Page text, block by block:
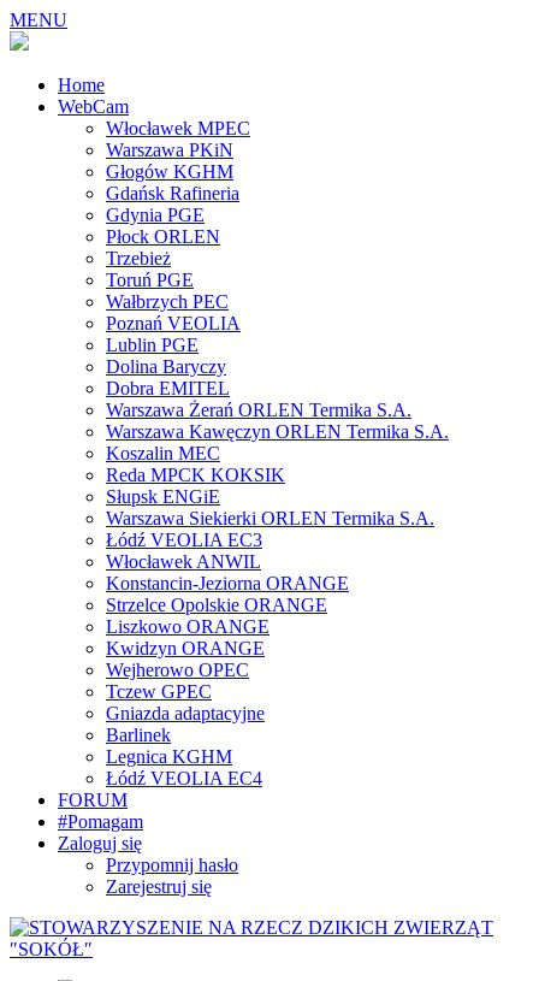
MENU
Home
WebCam
Włocławek MPEC
Warszawa PKiN
Głogów KGHM
Gdańsk Rafineria
Gdynia PGE
Płock ORLEN
Trzebież
Toruń PGE
Wałbrzych PEC
Poznań VEOLIA
Lublin PGE
Dolina Baryczy
Dobra EMITEL
Warszawa Żerań ORLEN Termika S.A.
Warszawa Kawęczyn ORLEN Termika S.A.
Koszalin MEC
Reda MPCK KOKSIK
Słupsk ENGiE
Warszawa Siekierki ORLEN Termika S.A.
Łódź VEOLIA EC3
Włocławek ANWIL
Konstancin-Jeziorna ORANGE
Strzelce Opolskie ORANGE
Liszkowo ORANGE
Kwidzyn ORANGE
Wejherowo OPEC
Tczew GPEC
Gniazda adaptacyjne
Barlinek
Legnica KGHM
Łódź VEOLIA EC4
FORUM
#Pomagam
Zaloguj się
Przypomnij hasło
Zarejestruj się